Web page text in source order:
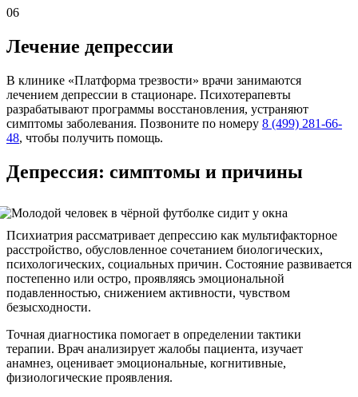
06
Лечение депрессии
В клинике «Платформа трезвости» врачи занимаются
лечением депрессии в стационаре. Психотерапевты
разрабатывают программы восстановления, устраняют
симптомы заболевания. Позвоните по номеру 8 (499) 281-66-
48, чтобы получить помощь.
Депрессия: симптомы и причины
Психиатрия рассматривает депрессию как мультифакторное
расстройство, обусловленное сочетанием биологических,
психологических, социальных причин. Состояние развивается
постепенно или остро, проявляясь эмоциональной
подавленностью, снижением активности, чувством
безысходности.
Точная диагностика помогает в определении тактики
терапии. Врач анализирует жалобы пациента, изучает
анамнез, оценивает эмоциональные, когнитивные,
физиологические проявления.